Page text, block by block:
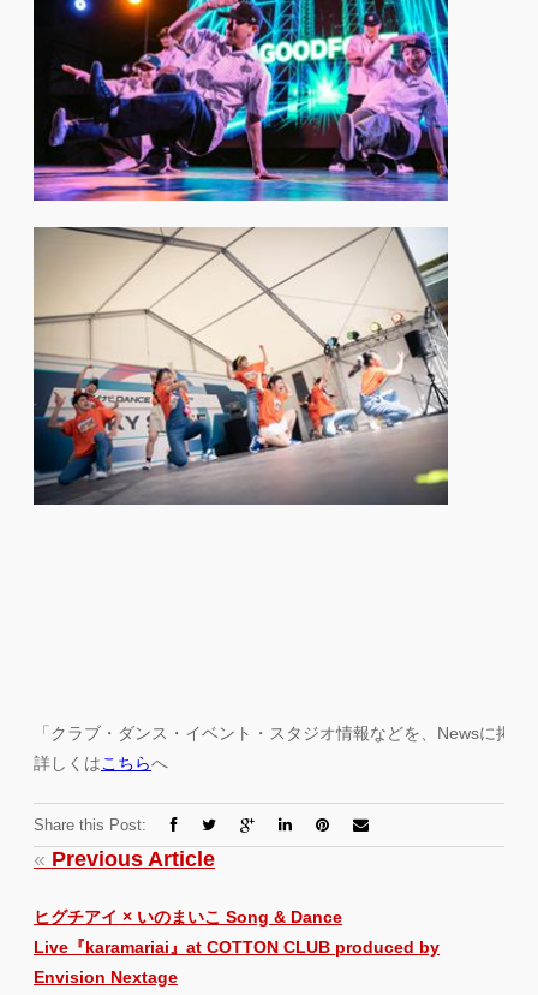
「クラブ・ダンス・イベント・スタジオ情報などを、Newsに掲
詳しくはこちらへ
Share this Post:
« Previous Article
ヒグチアイ × いのまいこ Song & Dance
Live『karamariai』at COTTON CLUB produced by
Envision Nextage